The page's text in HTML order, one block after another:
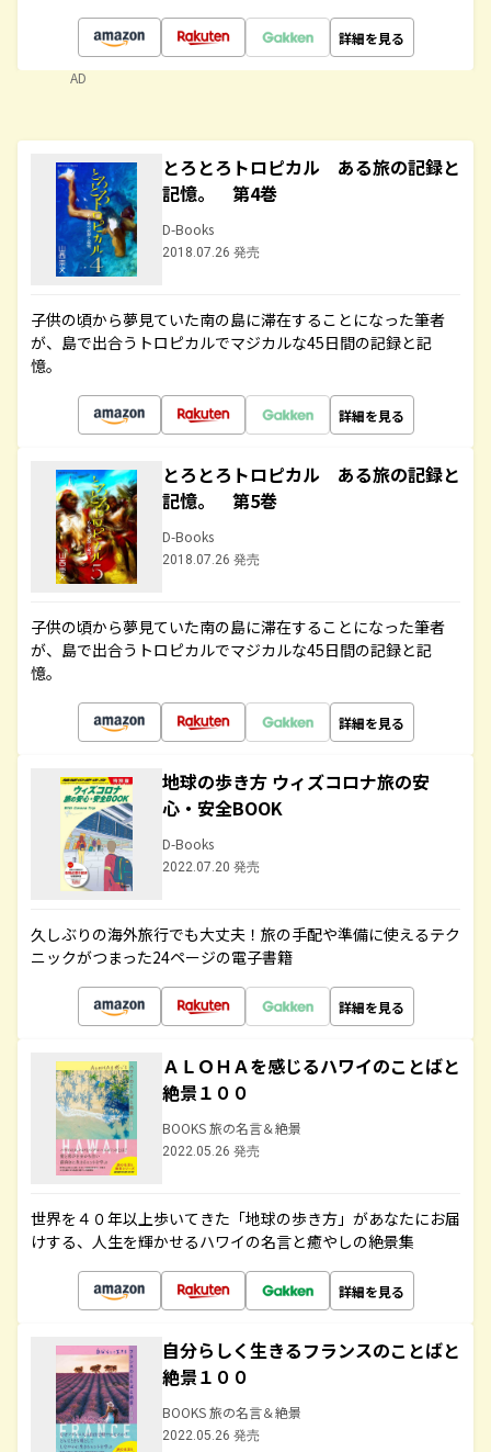
詳細を見る
AD
とろとろトロピカル ある旅の記録と
記憶。 第4巻
D-Books
2018.07.26 発売
子供の頃から夢見ていた南の島に滞在することになった筆者
が、島で出合うトロピカルでマジカルな45日間の記録と記
憶。
詳細を見る
とろとろトロピカル ある旅の記録と
記憶。 第5巻
D-Books
2018.07.26 発売
子供の頃から夢見ていた南の島に滞在することになった筆者
が、島で出合うトロピカルでマジカルな45日間の記録と記
憶。
詳細を見る
地球の歩き方 ウィズコロナ旅の安
心・安全BOOK
D-Books
2022.07.20 発売
久しぶりの海外旅行でも大丈夫！旅の手配や準備に使えるテク
ニックがつまった24ページの電子書籍
詳細を見る
ＡＬＯＨＡを感じるハワイのことばと
絶景１００
BOOKS 旅の名言＆絶景
2022.05.26 発売
世界を４０年以上歩いてきた「地球の歩き方」があなたにお届
けする、人生を輝かせるハワイの名言と癒やしの絶景集
詳細を見る
自分らしく生きるフランスのことばと
絶景１００
BOOKS 旅の名言＆絶景
2022.05.26 発売